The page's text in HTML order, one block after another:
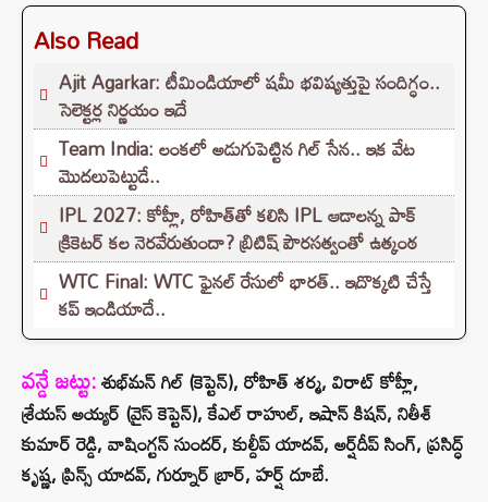
Also Read
Ajit Agarkar: టీమిండియాలో షమీ భవిష్యత్తుపై సందిగ్ధం..
సెలెక్టర్ల నిర్ణయం ఇదే
Team India: లంకలో అడుగుపెట్టిన గిల్ సేన.. ఇక వేట
మొదలుపెట్టుడే..
IPL 2027: కోహ్లీ, రోహిత్‌తో కలిసి IPL ఆడాలన్న పాక్‌
క్రికెటర్‌ కల నెరవేరుతుందా? బ్రిటిష్ పౌరసత్వంతో ఉత్కంఠ
WTC Final: WTC ఫైనల్ రేసులో భారత్.. ఇదొక్కటి చేస్తే
కప్ ఇండియాదే..
వన్డే జట్టు:శుభ్‌మన్ గిల్ (కెప్టెన్), రోహిత్ శర్మ, విరాట్ కోహ్లీ,
శ్రేయస్ అయ్యర్ (వైస్ కెప్టెన్), కేఎల్ రాహుల్, ఇషాన్ కిషన్, నితీశ్
కుమార్ రెడ్డి, వాషింగ్టన్ సుందర్, కుల్దీప్ యాదవ్, అర్ష్‌దీప్ సింగ్, ప్రసిద్ధ్
కృష్ణ, ప్రిన్స్ యాదవ్, గుర్నూర్ బ్రార్, హర్ష్ దూబే.